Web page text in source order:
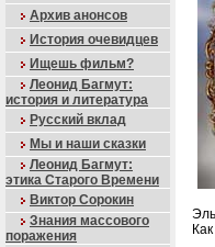
Архив анонсов
История очевидцев
Ищешь фильм?
Леонид Багмут:
история и литература
Русский вклад
Мы и наши сказки
Леонид Багмут:
этика Старого Времени
Виктор Сорокин
Знания массового
поражения